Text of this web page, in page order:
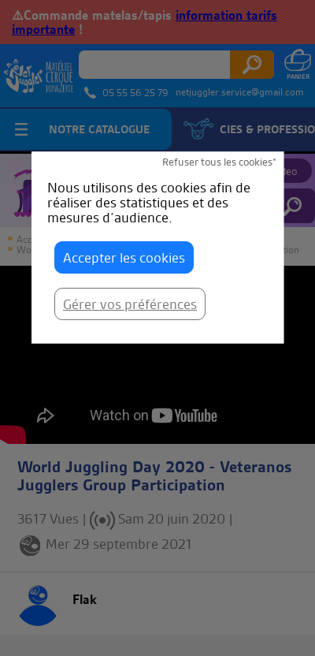
Refuser tous les cookies*
Nous utilisons des cookies afin de
réaliser des statistiques et des
mesures d’audience.
Accepter les cookies
Gérer vos préférences
⚠️Commande matelas/tapis information tarifs
importante !
05 55 56 25 79 netjuggler.service@gmail.com
NOTRE CATALOGUE CIES &
JuggleTube Proposer une video
Accueil JuggleTube
World Juggling Day 2020 - Veteranos Jugglers Group Participation
World Juggling Day 2020 - Veteranos
Jugglers Group Participation
3617 Vues | Sam 20 juin 2020 |
Mer 29 septembre 2021
Flak